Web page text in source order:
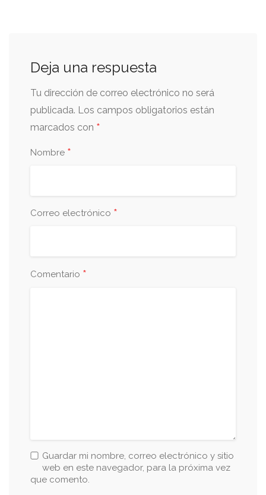
Deja una respuesta
Tu dirección de correo electrónico no será
publicada. Los campos obligatorios están
marcados con *
Nombre *
Correo electrónico *
Comentario *
Guardar mi nombre, correo electrónico y sitio
web en este navegador, para la próxima vez
que comento.